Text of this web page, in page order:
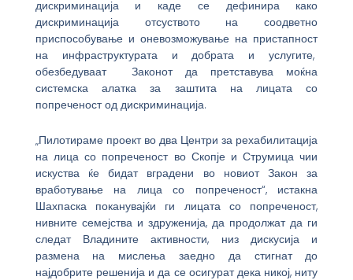
дискриминација и каде се дефинира како
дискриминација отсуството на соодветно
приспособување и оневозможување на пристапност
на инфраструктурата и добрата и услугите,
обезбедуваат Законот да претставува моќна
системска алатка за заштита на лицата со
попреченост од дискриминација.
„Пилотираме проект во два Центри за рехабилитација
на лица со попреченост во Скопје и Струмица чии
искуства ќе бидат вградени во новиот Закон за
вработување на лица со попреченост“, истакна
Шахпаска поканувајќи ги лицата со попреченост,
нивните семејства и здруженија, да продолжат да ги
следат Владините активности, низ дискусија и
размена на мислења заедно да стигнат до
најдобрите решенија и да се осигурат дека никој, ниту